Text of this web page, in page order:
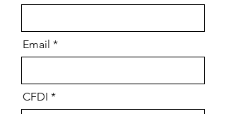
Email
CFDI